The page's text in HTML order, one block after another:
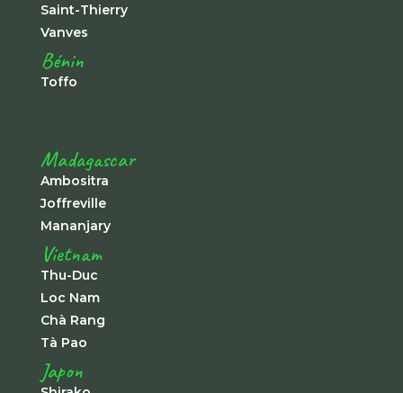
Saint-Thierry
Vanves
Bénin
Toffo
Madagascar
Ambositra
Joffreville
Mananjary
Vietnam
Thu-Duc
Loc Nam
Chà Rang
Tà Pao
Japon